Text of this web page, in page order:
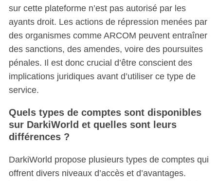
sur cette plateforme n’est pas autorisé par les
ayants droit. Les actions de répression menées par
des organismes comme ARCOM peuvent entraîner
des sanctions, des amendes, voire des poursuites
pénales. Il est donc crucial d’être conscient des
implications juridiques avant d’utiliser ce type de
service.
Quels types de comptes sont disponibles
sur DarkiWorld et quelles sont leurs
différences ?
DarkiWorld propose plusieurs types de comptes qui
offrent divers niveaux d’accès et d’avantages.